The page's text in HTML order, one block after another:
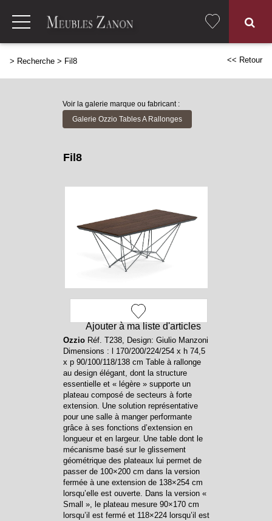
> Recherche > Fil8 << Retour
Voir la galerie marque ou fabricant :
Galerie Ozzio Tables A Rallonges
Ajouter à ma liste d'articles
Fil8
OzzioRéf. T238, Design: Giulio Manzoni
Dimensions : l 170/200/224/254 x h 74,5
x p 90/100/118/138 cm Table à rallonge
au design élégant, dont la structure
essentielle et « légère » supporte un
plateau composé de secteurs à forte
extension. Une solution représentative
pour une salle à manger performante
grâce à ses fonctions d’extension en
longueur et en largeur. Une table dont le
mécanisme basé sur le glissement
géométrique des plateaux lui permet de
passer de 100×200 cm dans la version
fermée à une extension de 138×254 cm
lorsqu’elle est ouverte. Dans la version «
Small », le plateau mesure 90×170 cm
lorsqu’il est fermé et 118×224 lorsqu’il est